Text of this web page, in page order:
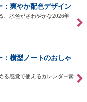
：爽やか配色デザイン
、水色がさわやかな2026年
：横型ノートのおしゃ
る感覚で使えるカレンダー素